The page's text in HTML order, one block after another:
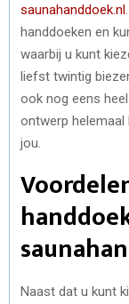
saunahanddoek.nl
handdoeken en
waarbij u kunt
liefst twintig
ook nog eens
ontwerp helemaal
jou.
Naast dat u kunt